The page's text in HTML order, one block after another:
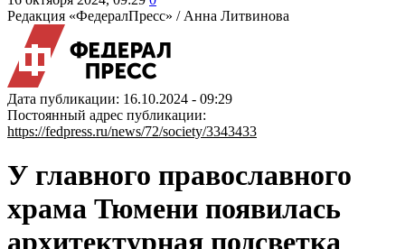
Редакция «ФедералПресс» / Анна Литвинова
Дата публикации: 16.10.2024 - 09:29
Постоянный адрес публикации:
https://fedpress.ru/news/72/society/3343433
У главного православного
храма Тюмени появилась
архитектурная подсветка